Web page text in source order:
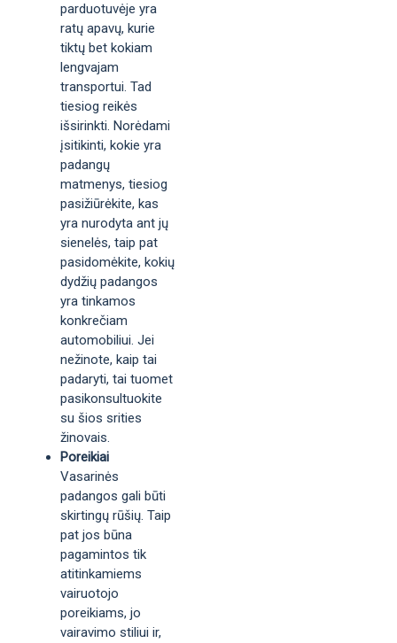
parduotuvėje yra
ratų apavų, kurie
tiktų bet kokiam
lengvajam
transportui. Tad
tiesiog reikės
išsirinkti. Norėdami
įsitikinti, kokie yra
padangų
matmenys, tiesiog
pasižiūrėkite, kas
yra nurodyta ant jų
sienelės, taip pat
pasidomėkite, kokių
dydžių padangos
yra tinkamos
konkrečiam
automobiliui. Jei
nežinote, kaip tai
padaryti, tai tuomet
pasikonsultuokite
su šios srities
žinovais.
Poreikiai
Vasarinės
padangos gali būti
skirtingų rūšių. Taip
pat jos būna
pagamintos tik
atitinkamiems
vairuotojo
poreikiams, jo
vairavimo stiliui ir,